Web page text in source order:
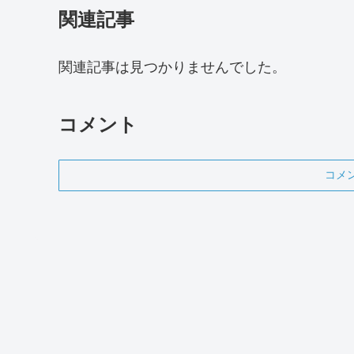
関連記事
関連記事は見つかりませんでした。
コメント
コメ